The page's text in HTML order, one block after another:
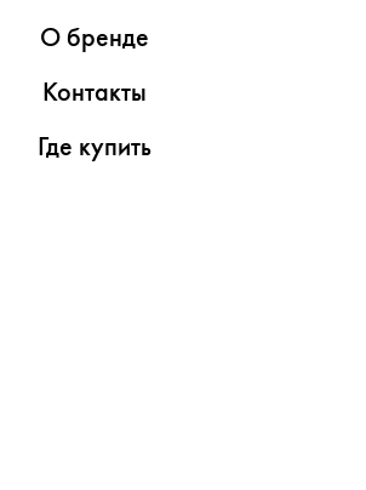
О бренде
Контакты
Где купить